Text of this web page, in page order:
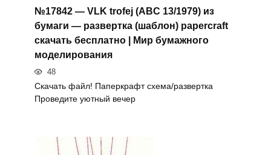
№17842 — VLK trofej (ABC 13/1979) из
бумаги — развертка (шаблон) papercraft
скачать бесплатно | Мир бумажного
моделирования
48
Скачать файл! Паперкрафт схема/развертка
Проведите уютный вечер